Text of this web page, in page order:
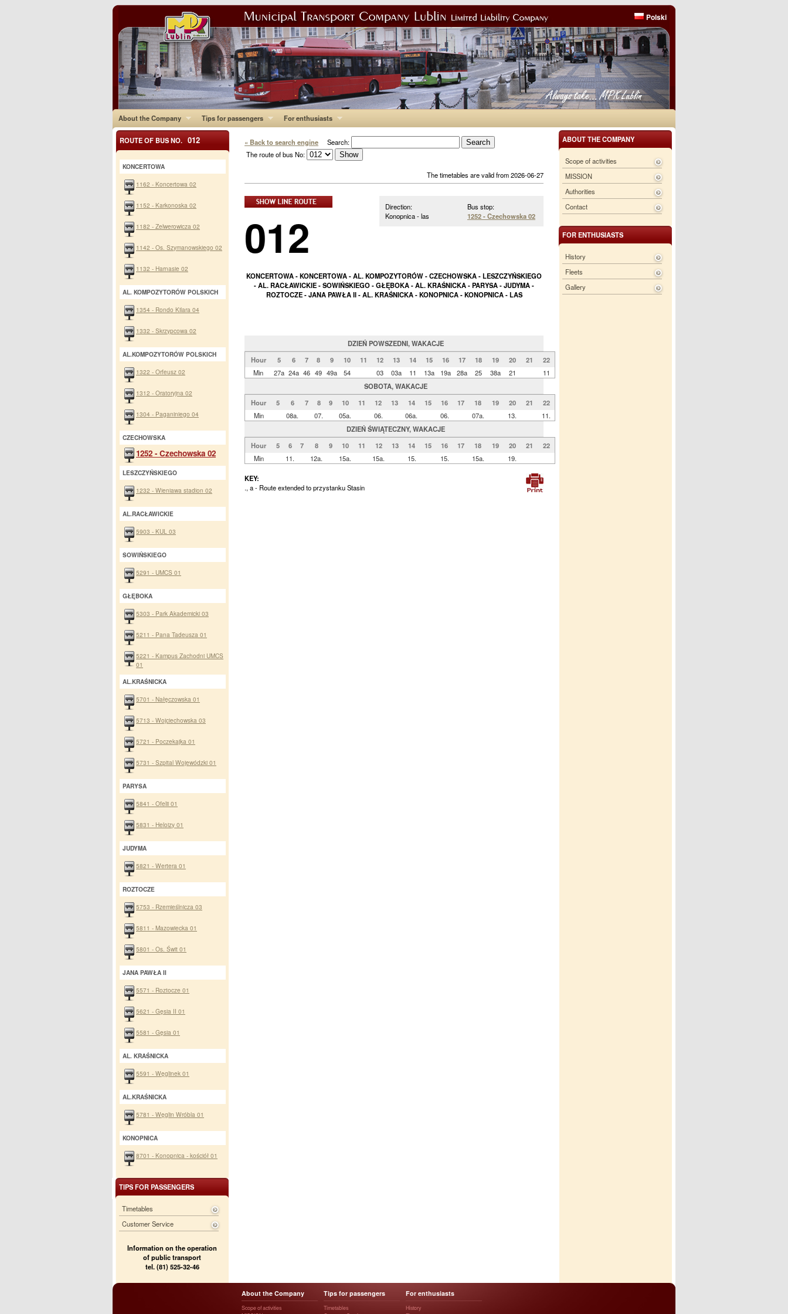
Polski
About the Company Tips for passengers For enthusiasts
ABOUT THE COMPANY
Scope of activities
MISSION
Authorities
Contact
FOR ENTHUSIASTS
History
Fleets
Gallery
« Back to search engine Search:
The route of bus No:
The timetables are valid from 2026-06-27
Bus stop:
1252 - Czechowska 02
Direction:
Konopnica - las
012
KONCERTOWA - KONCERTOWA - AL. KOMPOZYTORÓW - CZECHOWSKA - LESZCZYŃSKIEGO
- AL. RACŁAWICKIE - SOWIŃSKIEGO - GŁĘBOKA - AL. KRAŚNICKA - PARYSA - JUDYMA -
ROZTOCZE - JANA PAWŁA II - AL. KRAŚNICKA - KONOPNICA - KONOPNICA - LAS
DZIEŃ POWSZEDNI, WAKACJE
Hour
5 6 7 8 9 10 11 12 13 14 15 16 17 18 19 20 21
22
Min
27a 24a 46 49 49a 54 03 03a 11 13a 19a 28a 25 38a 21
11
SOBOTA, WAKACJE
Hour
5 6 7 8 9 10 11 12 13 14 15 16 17 18 19 20 21
22
Min
08a. 07. 05a. 06. 06a. 06. 07a. 13.
11.
DZIEŃ ŚWIĄTECZNY, WAKACJE
Hour
5 6 7 8 9 10 11 12 13 14 15 16 17 18 19 20 21
22
Min
11. 12a. 15a. 15a. 15. 15. 15a. 19.
KEY:
., a - Route extended to przystanku Stasin
ROUTE OF BUS NO. 012
KONCERTOWA
1162 - Koncertowa 02
1152 - Karkonoska 02
1182 - Zelwerowicza 02
1142 - Os. Szymanowskiego 02
1132 - Harnasie 02
AL. KOMPOZYTORÓW POLSKICH
1354 - Rondo Kilara 04
1332 - Skrzypcowa 02
AL.KOMPOZYTORÓW POLSKICH
1322 - Orfeusz 02
1312 - Oratoryjna 02
1304 - Paganiniego 04
CZECHOWSKA
1252 - Czechowska 02
LESZCZYŃSKIEGO
1232 - Wieniawa stadion 02
AL.RACŁAWICKIE
5903 - KUL 03
SOWIŃSKIEGO
5291 - UMCS 01
GŁĘBOKA
5303 - Park Akademicki 03
5211 - Pana Tadeusza 01
5221 - Kampus Zachodni UMCS
01
AL.KRAŚNICKA
5701 - Nałęczowska 01
5713 - Wojciechowska 03
5721 - Poczekajka 01
5731 - Szpital Wojewódzki 01
PARYSA
5841 - Ofelii 01
5831 - Heloizy 01
JUDYMA
5821 - Wertera 01
ROZTOCZE
5753 - Rzemieślnicza 03
5811 - Mazowiecka 01
5801 - Os. Świt 01
JANA PAWŁA II
5571 - Roztocze 01
5621 - Gęsia II 01
5581 - Gęsia 01
AL. KRAŚNICKA
5591 - Węglinek 01
AL.KRAŚNICKA
5781 - Węglin Wróbla 01
KONOPNICA
8701 - Konopnica - kościół 01
TIPS FOR PASSENGERS
Timetables
Customer Service
Information on the operation
of public transport
tel. (81) 525-32-46
About the Company
Scope of activities
Tips for passengers
Timetables
For enthusiasts
History